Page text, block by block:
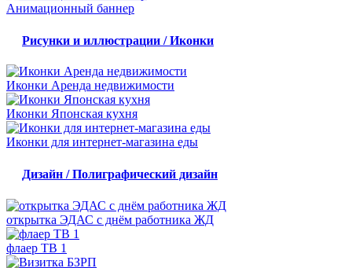
Анимационный баннер
Рисунки и иллюстрации / Иконки
Иконки Аренда недвижимости
Иконки Японская кухня
Иконки для интернет-магазина еды
Дизайн / Полиграфический дизайн
открытка ЭДАС с днём работника ЖД
флаер ТВ 1